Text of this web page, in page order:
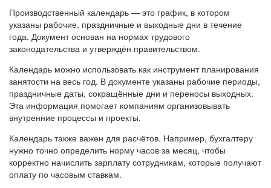
Производственный календарь — это график, в котором
указаны рабочие, праздничные и выходные дни в течение
года. Документ основан на нормах трудового
законодательства и утверждён правительством.
Календарь можно использовать как инструмент планирования
занятости на весь год. В документе указаны рабочие периоды,
праздничные даты, сокращённые дни и переносы выходных.
Эта информация помогает компаниям организовывать
внутренние процессы и проекты.
Календарь также важен для расчётов. Например, бухгалтеру
нужно точно определить норму часов за месяц, чтобы
корректно начислить зарплату сотрудникам, которые получают
оплату по часовым ставкам.